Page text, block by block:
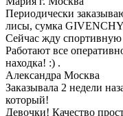
Периодически
лисы, сумка
Сейчас жду
Работают все
находка! :) .
Александра Москва
Заказывала 2 недели
который!
Девочки! Качество